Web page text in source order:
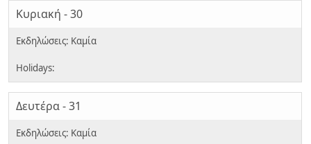
Κυριακή - 30
Δευτέρα - 31